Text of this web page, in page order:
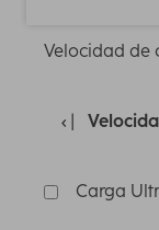
Velocidad de
Carga